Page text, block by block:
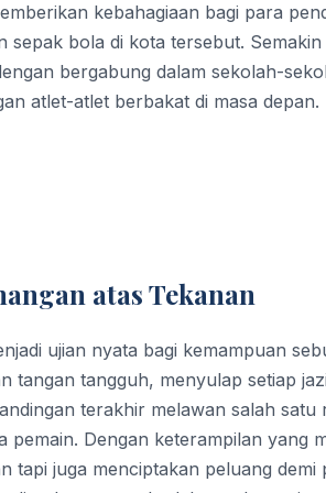
kebahagiaan bagi para
bola di kota tersebut.
bergabung dalam sekolah-
atlet-atlet berbakat di masa depan.
atas Tekanan
ujian nyata bagi kemampuan
tangan tangguh, menyulap setiap
terakhir melawan salah satu
Dengan keterampilan yang
tapi juga menciptakan peluang demi